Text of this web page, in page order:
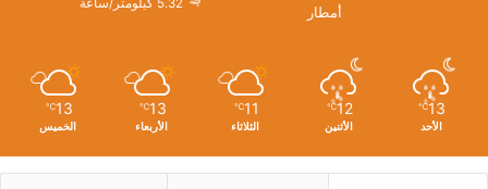
أمطار
13
℃
الأحد
12
℃
الأثنين
11
℃
الثلاثاء
13
℃
الأربعاء
13
℃
الخميس